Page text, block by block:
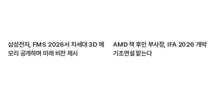
삼성전자, FMS 2026서 차세대 3D 메
모리 공개하며 미래 비전 제시
AMD 잭 후인 부사장, IFA 2026 개막
기조연설 맡는다